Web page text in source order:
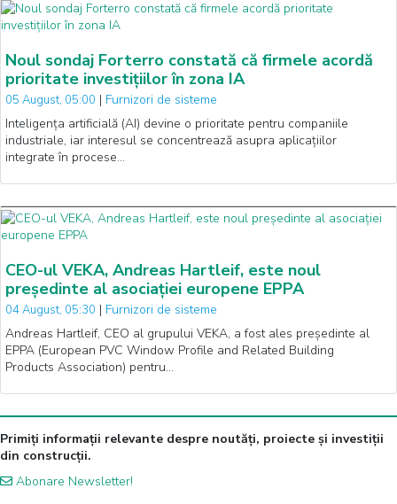
Noul sondaj Forterro constată că firmele acordă
prioritate investițiilor în zona IA
05 August, 05:00 | Furnizori de sisteme
Inteligența artificială (AI) devine o prioritate pentru companiile
industriale, iar interesul se concentrează asupra aplicațiilor
integrate în procese…
CEO-ul VEKA, Andreas Hartleif, este noul
președinte al asociației europene EPPA
04 August, 05:30 | Furnizori de sisteme
Andreas Hartleif, CEO al grupului VEKA, a fost ales președinte al
EPPA (European PVC Window Profile and Related Building
Products Association) pentru…
Primiți informații relevante despre noutăți, proiecte și investiții
din construcții.
Abonare Newsletter!